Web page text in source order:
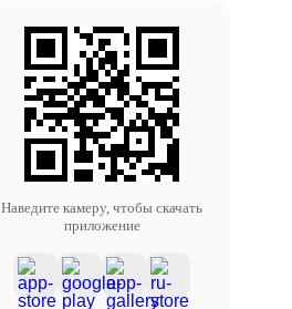
Наведите камеру, чтобы скачать
приложение